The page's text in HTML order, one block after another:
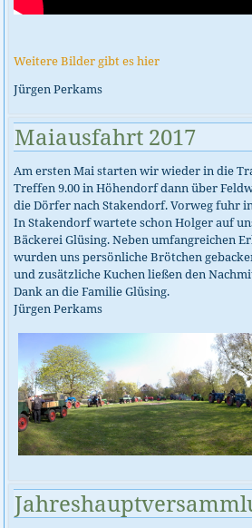
Weitere Bilder gibt es hier
Jürgen Perkams
Maiausfahrt 2017
Am ersten Mai starten wir wieder in die
Treffen 9.00 in Höhendorf dann über
die Dörfer nach Stakendorf. Vorweg fuhr
In Stakendorf wartete schon Holger auf
Bäckerei Glüsing. Neben umfangreichen
wurden uns persönliche Brötchen
und zusätzliche Kuchen ließen den
Dank an die Familie Glüsing.
Jürgen Perkams